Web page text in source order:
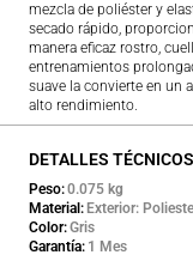
mezcla de poliéster y
secado rápido,
manera eficaz rostro,
entrenamientos
suave la convierte en un
alto rendimiento.
DETALLES TÉCNICOS
Peso 0.075 kg
Material
Exterior:
Color Gris
Garantía 1 Mes